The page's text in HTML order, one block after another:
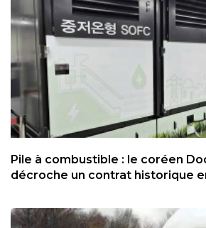
Pile à combustible : le coréen
décroche un contrat historique